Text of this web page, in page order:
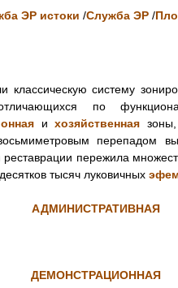
ЭР истоки /Служба ЭР /
классическую систему
по
ихозяйственная
перепадом
реставрации пережила
тысяч луковичных
АДМИНИСТРАТИВНАЯ
ДЕМОНСТРАЦИОННАЯ